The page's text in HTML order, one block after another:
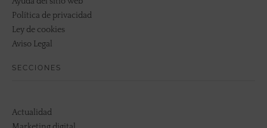
Política de privacidad
Ley de cookies
Aviso Legal
SECCIONES
Actualidad